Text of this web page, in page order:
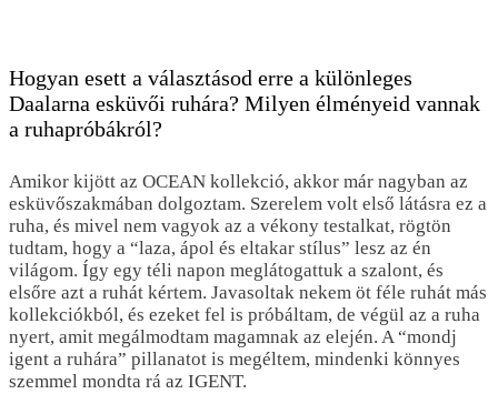
Hogyan esett a választásod erre a különleges
Daalarna esküvői ruhára? Milyen élményeid vannak
a ruhapróbákról?
Amikor kijött az OCEAN kollekció, akkor már nagyban az
esküvőszakmában dolgoztam. Szerelem volt első látásra ez a
ruha, és mivel nem vagyok az a vékony testalkat, rögtön
tudtam, hogy a “laza, ápol és eltakar stílus” lesz az én
világom. Így egy téli napon meglátogattuk a szalont, és
elsőre azt a ruhát kértem. Javasoltak nekem öt féle ruhát más
kollekciókból, és ezeket fel is próbáltam, de végül az a ruha
nyert, amit megálmodtam magamnak az elején. A “mondj
igent a ruhára” pillanatot is megéltem, mindenki könnyes
szemmel mondta rá az IGENT.